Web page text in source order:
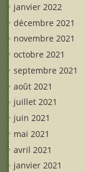
janvier 2022
décembre 2021
novembre 2021
octobre 2021
septembre 2021
août 2021
juillet 2021
juin 2021
mai 2021
avril 2021
janvier 2021